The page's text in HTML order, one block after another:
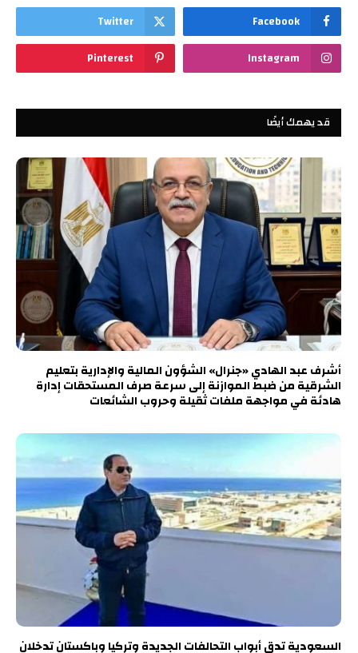
Facebook
Twitter
Instagram
Pinterest
قد يهمك أيضًا
أشرف عبد الهادي «جنرال» الشؤون المالية والإدارية بتعليم
الشرقية من ضبط الموازنة إلى سرعة صرف المستحقات إدارة
هادئة في مواجهة ملفات ثقيلة وحروب الشائعات
السعودية تدق أبواب التحالفات الجديدة وتركيا وباكستان تدخلان